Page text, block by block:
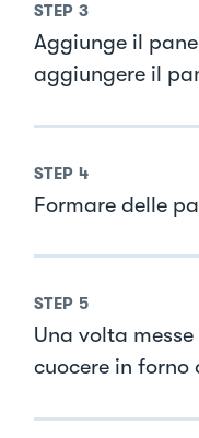
STEP 3
Aggiunge il
aggiungere il
STEP 4
Formare delle
STEP 5
Una volta
cuocere in